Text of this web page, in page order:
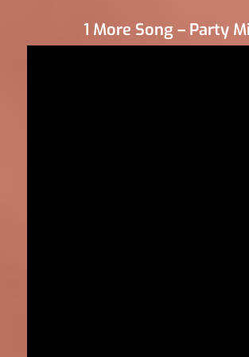
1 More Song – Party